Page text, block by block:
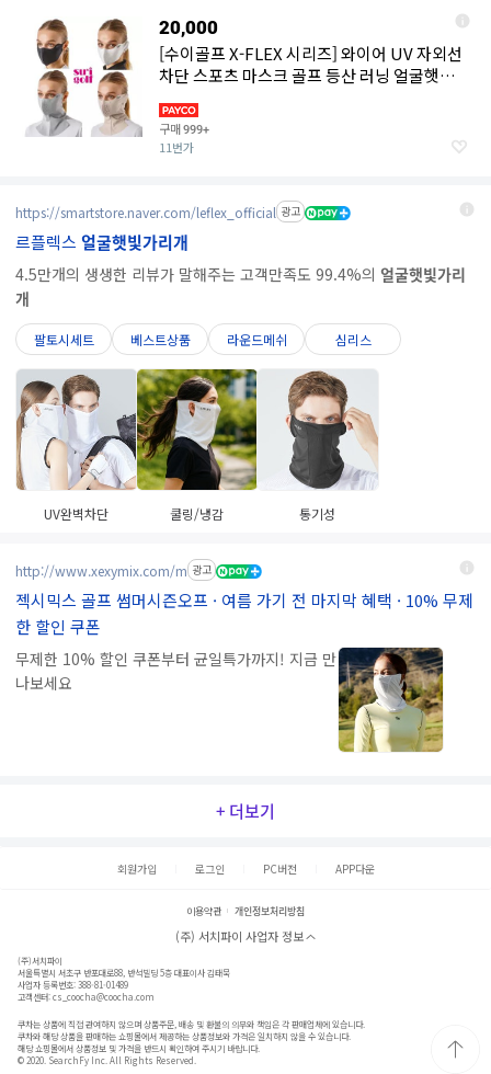
20,000
[수이골프 X-FLEX 시리즈] 와이어 UV 자외선
차단 스포츠 마스크 골프 등산 러닝 얼굴햇빛
구매999+
11번가
https://smartstore.naver.com/leflex_official 광고
르플렉스 얼굴햇빛가리개
4.5만개의 생생한 리뷰가 말해주는 고객만족도 99.4%의 얼굴햇빛가리
개
팔토시세트 베스트상품 라운드메쉬 심리스
UV완벽차단 쿨링/냉감 통기성
http://www.xexymix.com/m 광고
젝시믹스 골프 썸머시즌오프 · 여름 가기 전 마지막 혜택 · 10% 무제
한 할인 쿠폰
무제한 10% 할인 쿠폰부터 균일특가까지! 지금 만
나보세요
+ 더보기
회원가입 로그인 PC버전 APP다운
이용약관 개인정보처리방침
(주) 서치파이 사업자 정보
(주)서치파이
서울특별시 서초구 반포대로88, 반석빌딩 5층 대표이사 김태묵
사업자 등록번호: 388-81-01489
고객센터:cs_coocha@coocha.com
쿠차는 상품에 직접 관여하지 않으며 상품주문, 배송 및 환불의 의무와 책임은 각 판매업체에 있습니다.
쿠차와 해당 상품을 판매하는 쇼핑몰에서 제공하는 상품정보와 가격은 일치하지 않을 수 있습니다.
해당 쇼핑몰에서 상품정보 및 가격을 반드시 확인하여 주시기 바랍니다.
© 2020. SearchFy Inc. All Rights Reserved.